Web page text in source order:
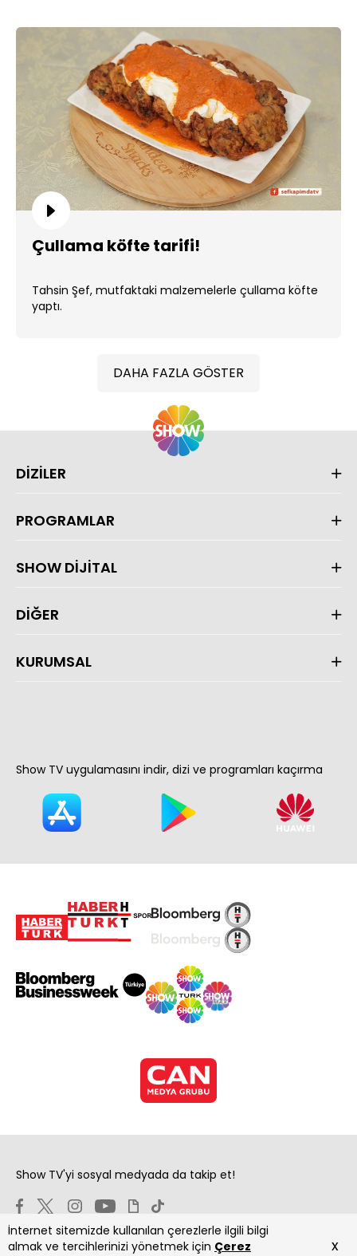
Çullama köfte tarifi!
Tahsin Şef, mutfaktaki malzemelerle çullama köfte
yaptı.
DAHA FAZLA GÖSTER
İnternet sitemizde kullanılan çerezlerle ilgili bilgi
almak ve tercihlerinizi yönetmek için Çerez
x
DİZİLER
PROGRAMLAR
SHOW DİJİTAL
DİĞER
KURUMSAL
Show TV uygulamasını indir, dizi ve programları kaçırma
Show TV'yi sosyal medyada da takip et!